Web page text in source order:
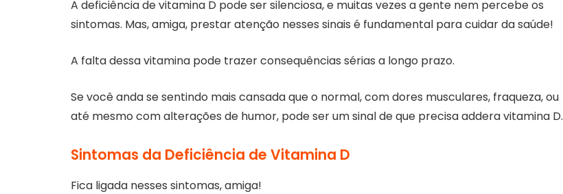
A deficiência de vitamina D pode ser silenciosa, e muitas vezes a gente nem percebe os
sintomas. Mas, amiga, prestar atenção nesses sinais é fundamental para cuidar da saúde!
A falta dessa vitamina pode trazer consequências sérias a longo prazo.
Se você anda se sentindo mais cansada que o normal, com dores musculares, fraqueza, ou
até mesmo com alterações de humor, pode ser um sinal de que precisa addera vitamina D.
Sintomas da Deficiência de Vitamina D
Fica ligada nesses sintomas, amiga!